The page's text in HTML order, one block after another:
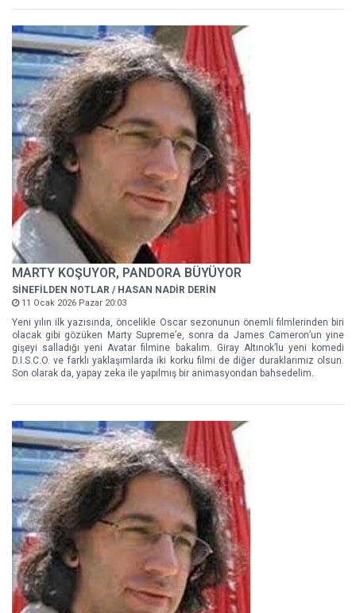
MARTY KOŞUYOR, PANDORA BÜYÜYOR
SİNEFİLDEN NOTLAR / HASAN NADİR DERİN
11 Ocak 2026 Pazar 20:03
Yeni yılın ilk yazısında, öncelikle Oscar sezonunun önemli filmlerinden biri
olacak gibi gözüken Marty Supreme’e, sonra da James Cameron’un yine
gişeyi salladığı yeni Avatar filmine bakalım. Giray Altınok’lu yeni komedi
D.I.S.C.O. ve farklı yaklaşımlarda iki korku filmi de diğer duraklarımız olsun.
Son olarak da, yapay zeka ile yapılmış bir animasyondan bahsedelim.